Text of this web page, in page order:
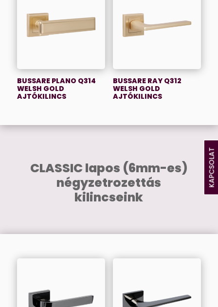
BUSSARE PLANO Q314
WELSH GOLD
AJTÓKILINCS
BUSSARE RAY Q312
WELSH GOLD
AJTÓKILINCS
CLASSIC lapos (6mm-es)
négyzetrozettás
kilincseink
KAPCSOLAT